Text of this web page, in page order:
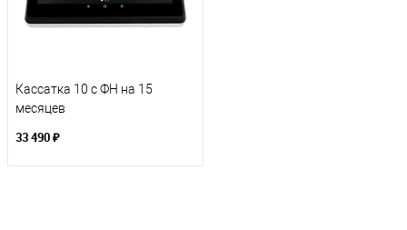
Кассатка 10 с ФН на 15
месяцев
33 490 ₽